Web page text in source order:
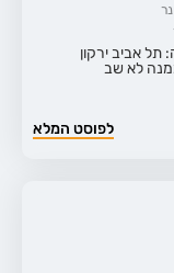
תל אביב ירקון
לא שב
לפוסט המלא